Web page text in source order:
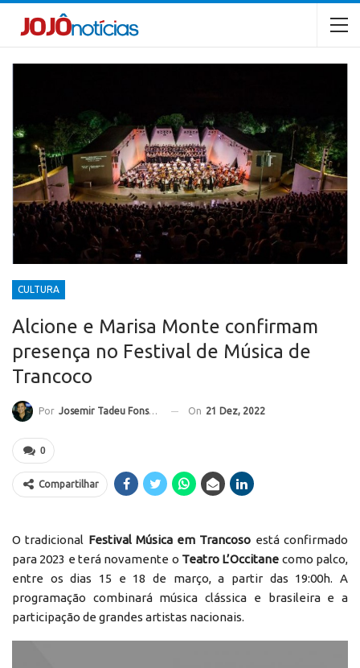
CULTURA
Alcione e Marisa Monte confirmam
presença no Festival de Música de
Trancoco
Por Josemir Tadeu Fonseca On 21 Dez, 2022
0
Compartilhar
O tradicional Festival Música em Trancoso está confirmado
para 2023 e terá novamente o Teatro L’Occitane como palco,
entre os dias 15 e 18 de março, a partir das 19:00h. A
programação combinará música clássica e brasileira e a
participação de grandes artistas nacionais.